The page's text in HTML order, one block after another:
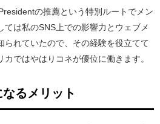
の推薦という特別ルートでメン
ては私のSNS上での影響力とウェブメ
られていたので、その経験を役立てて
ではやはりコネが優位に働きます。
るメリット